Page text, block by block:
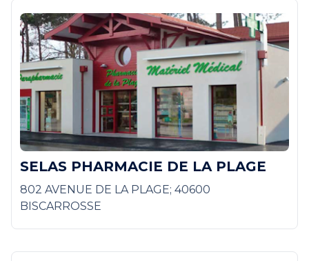
SELAS PHARMACIE DE LA PLAGE
802 AVENUE DE LA PLAGE; 40600
BISCARROSSE